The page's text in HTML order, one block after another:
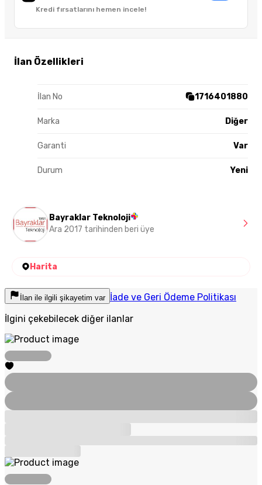
Kredi fırsatlarını hemen incele!
İlan Özellikleri
İlan No 1716401880
Marka Diğer
Garanti Var
Durum Yeni
Bayraklar Teknoloji
Ara 2017 tarihinden beri üye
Harita
İlan ile ilgili şikayetim var İade ve Geri Ödeme Politikası
İlgini çekebilecek diğer ilanlar